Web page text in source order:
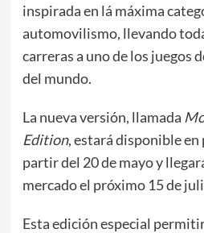
inspirada en lá máxima
automovilismo, llevando
carreras a uno de los juegos
del mundo.
La nueva versión, llamada
Edition, estará disponible en
partir del 20 de mayo y
mercado el próximo 15 de
Esta edición especial